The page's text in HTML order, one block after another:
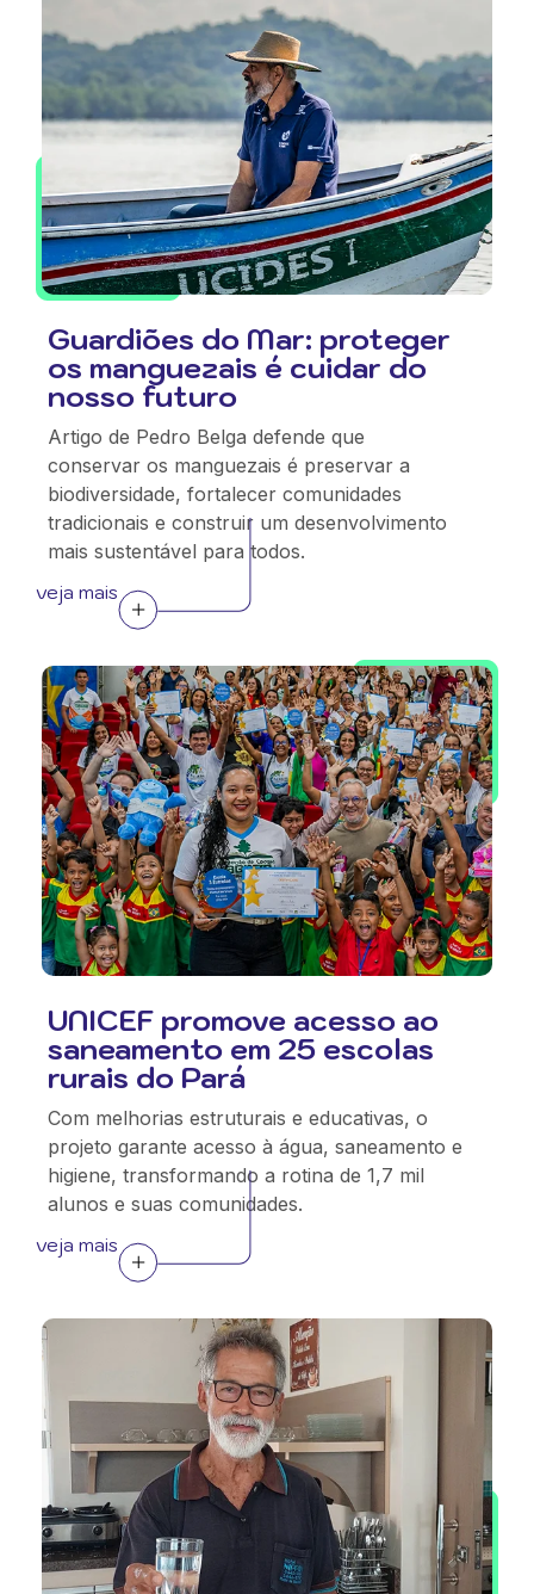
Guardiões do Mar: proteger
os manguezais é cuidar do
nosso futuro
Artigo de Pedro Belga defende que
conservar os manguezais é preservar a
biodiversidade, fortalecer comunidades
tradicionais e construir um desenvolvimento
mais sustentável para todos.
veja mais
UNICEF promove acesso ao
saneamento em 25 escolas
rurais do Pará
Com melhorias estruturais e educativas, o
projeto garante acesso à água, saneamento e
higiene, transformando a rotina de 1,7 mil
alunos e suas comunidades.
veja mais